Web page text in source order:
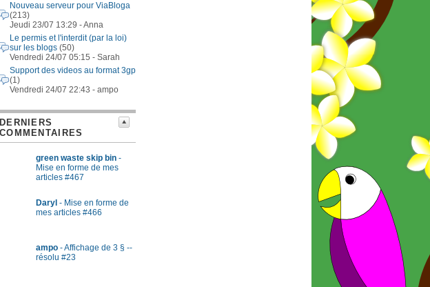
Nouveau serveur pour ViaBloga
(213)
Jeudi 23/07 13:29 - Anna
Le permis et l'interdit (par la loi)
sur les blogs (50)
Vendredi 24/07 05:15 - Sarah
Support des videos au format 3gp
(1)
Vendredi 24/07 22:43 - ampo
DERNIERS
COMMENTAIRES
green waste skip bin -
Mise en forme de mes
articles #467
Daryl - Mise en forme de
mes articles #466
ampo - Affichage de 3 § --
résolu #23